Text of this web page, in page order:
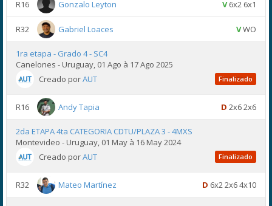
R16 Gonzalo Leyton V6x2 6x1
R32 Gabriel Loaces VWO
1ra etapa - Grado 4 - SC4
Canelones - Uruguay, 01 Ago à 17 Ago 2025
Creado porAUT Finalizado
R16 Andy Tapia D 2x6 2x6
2da ETAPA 4ta CATEGORIA CDTU/PLAZA 3 - 4MXS
Montevideo - Uruguay, 01 May à 16 May 2024
Creado porAUT Finalizado
R32 Mateo Martínez D 6x2 2x6 4x10